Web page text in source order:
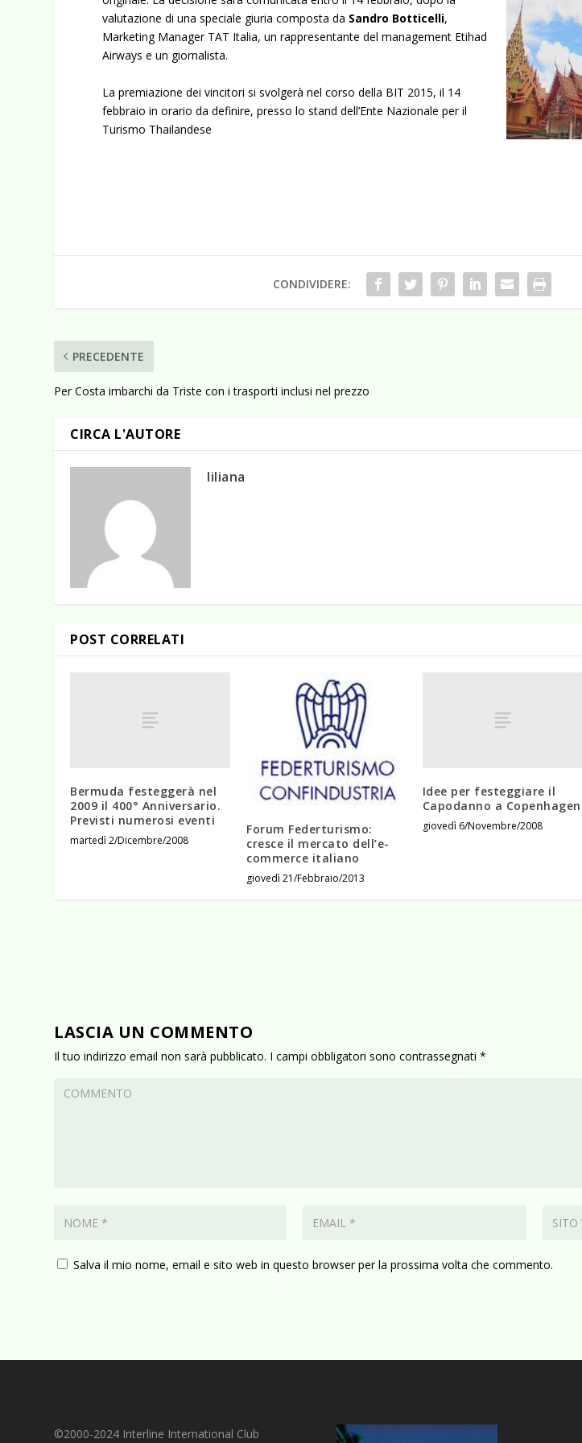
valutazione di una speciale giuria composta da Sandro Botticelli,
Marketing Manager TAT Italia, un rappresentante del management Etihad
Airways e un giornalista.
La premiazione dei vincitori si svolgerà nel corso della BIT 2015, il 14
febbraio in orario da definire, presso lo stand dell’Ente Nazionale per il
Turismo Thailandese
CONDIVIDERE:
PRECEDENTE
Per Costa imbarchi da Triste con i trasporti inclusi nel prezzo
CIRCA L'AUTORE
liliana
POST CORRELATI
Bermuda festeggerà nel
2009 il 400° Anniversario.
Previsti numerosi eventi
martedì 2/Dicembre/2008
Forum Federturismo:
cresce il mercato dell’e-
commerce italiano
giovedì 21/Febbraio/2013
Idee per festeggiare il
Capodanno a Copenhagen
giovedì 6/Novembre/2008
LASCIA UN COMMENTO
Il tuo indirizzo email non sarà pubblicato. I campi obbligatori sono contrassegnati*
Salva il mio nome, email e sito web in questo browser per la prossima volta che commento.
©2000-2024 Interline International Club